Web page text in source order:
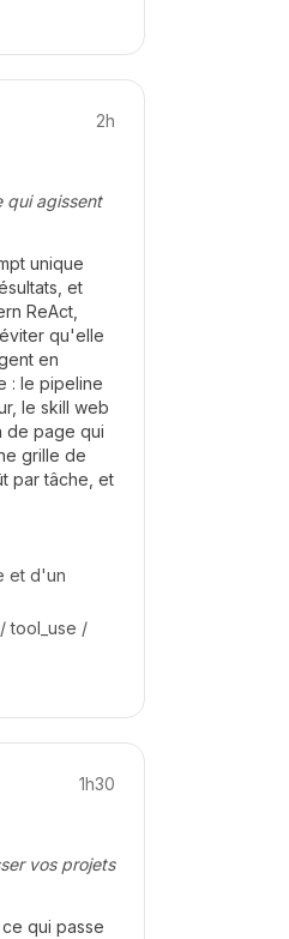
2h
qui agissent
unique
et
ReAct,
qu'elle
en
: le pipeline
le skill web
de page qui
grille de
par tâche, et
et d'un
tool_use /
1h30
vos projets
qui passe